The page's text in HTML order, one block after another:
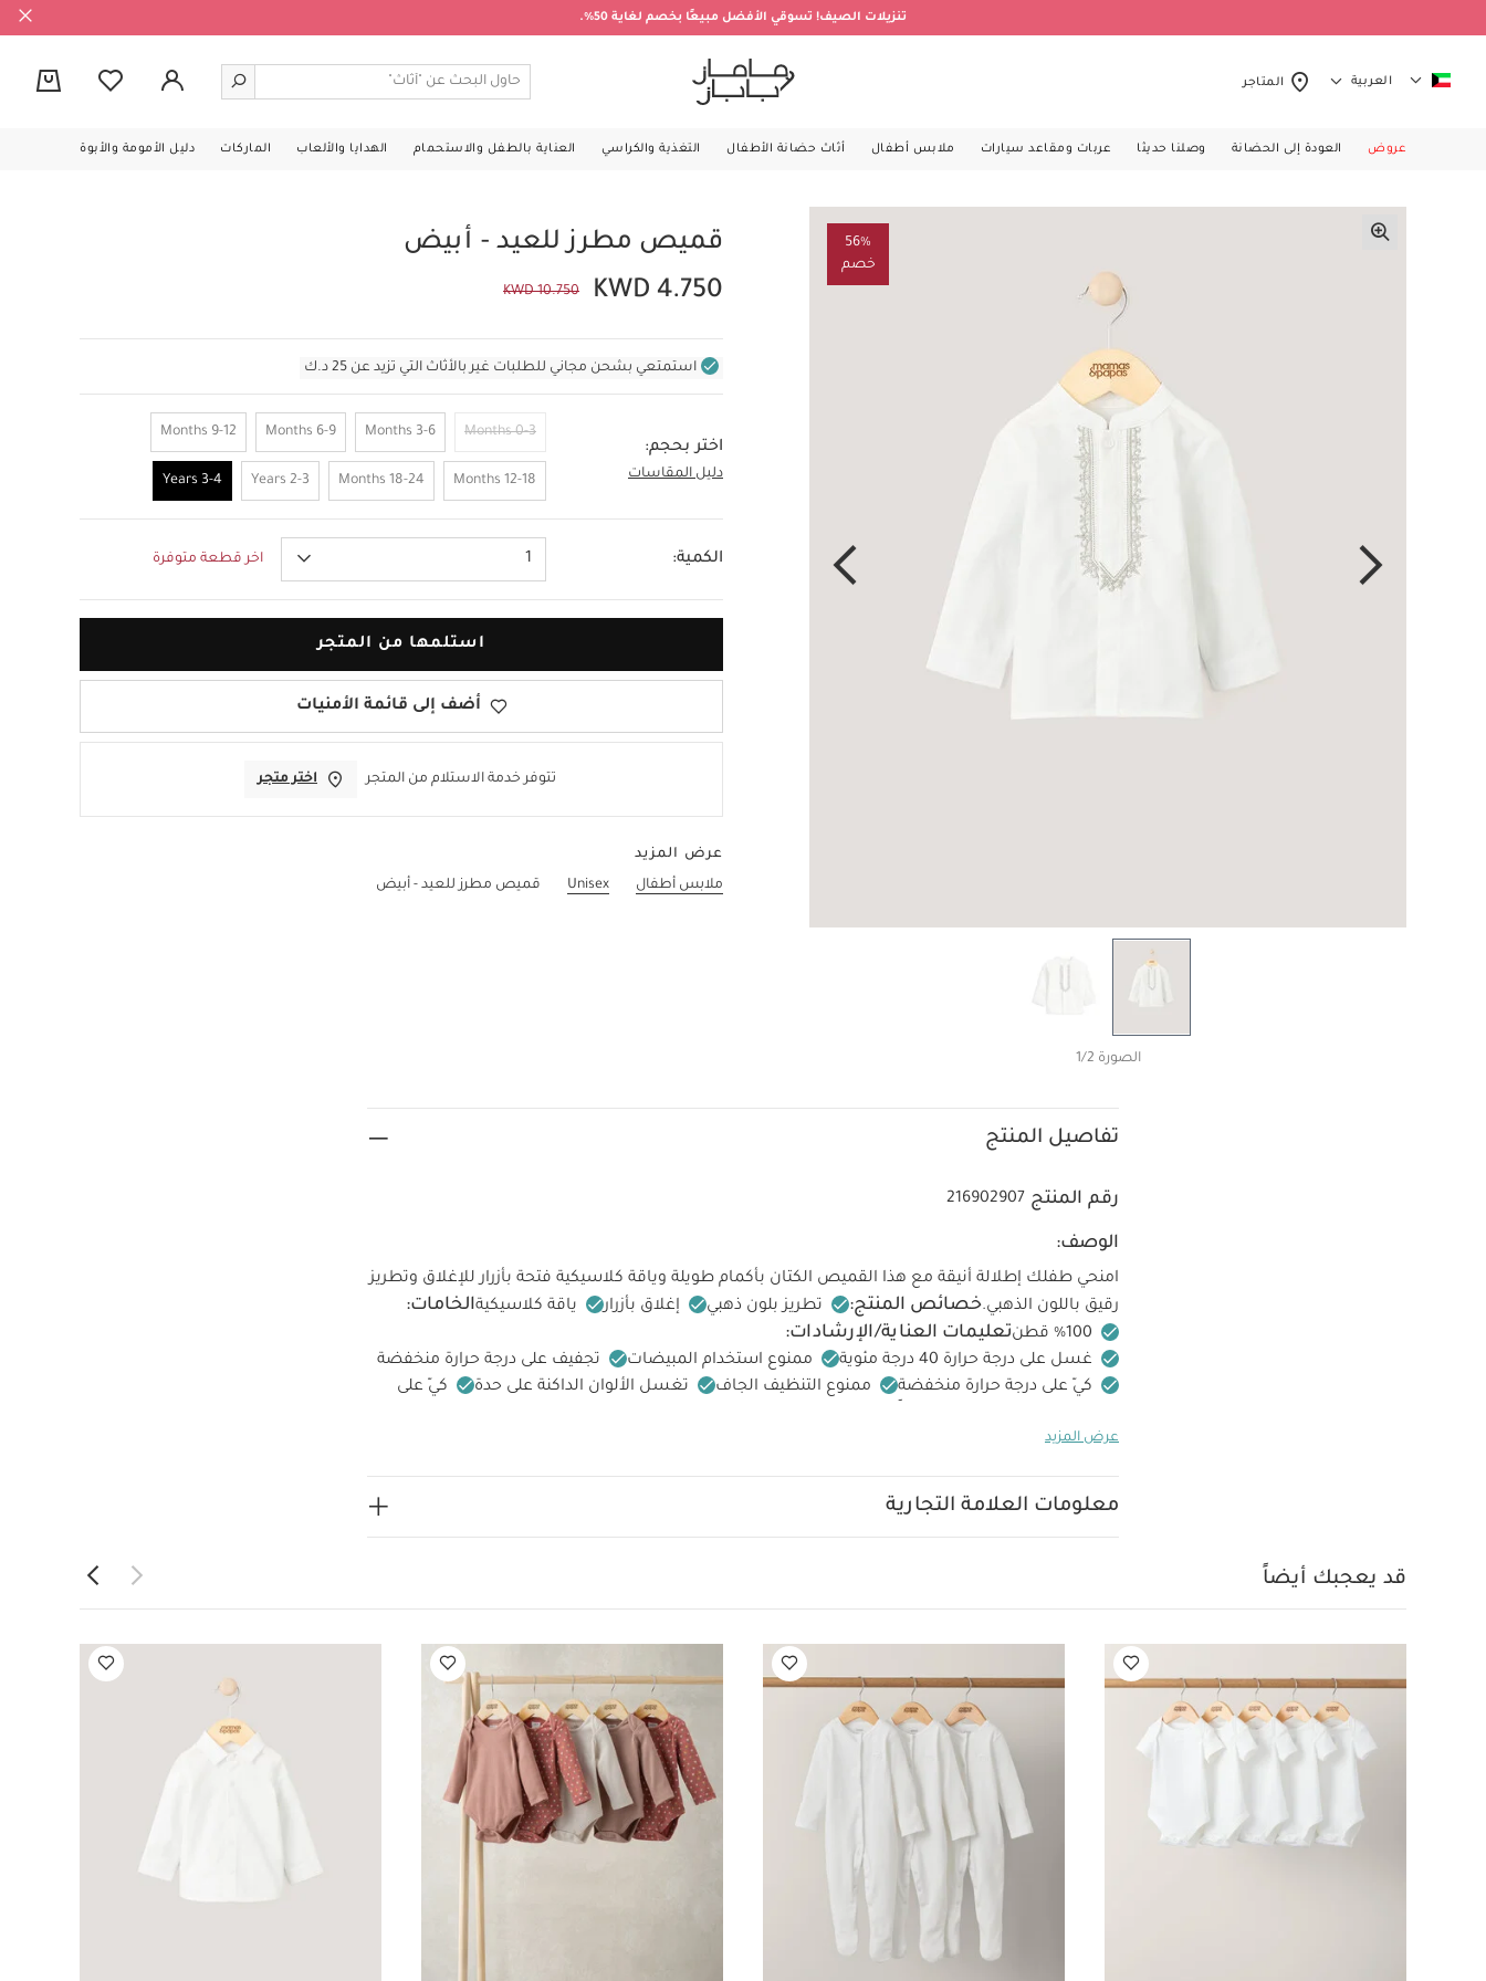
تنزيلات الصيف! تسوقي الأفضل مبيعًا بخصم لغاية 50%.
العربية المتاجر
عروض العودة إلى الحضانة وصلنا حديثا عربات ومقاعد سيارات ملابس أطفال أثاث حضانة الأطفال التغذية والكراسي العناية بالطفل والاستحمام الهدايا والألعاب الماركات دليل الأمومة والأبوة
56%
خصم
الصورة 1/2
قميص مطرز للعيد - أبيض
KWD 4.750
KWD 10.750
استمتعي بشحن مجاني للطلبات غير بالأثاث التي تزيد عن 25 د.ك
اختر بحجم:
دليل المقاسات
0-3 Months
3-6 Months
6-9 Months
9-12 Months
12-18 Months
18-24 Months
2-3 Years
3-4 Years 3-4 Years
الكمية: 1 اخر قطعة متوفرة
استلمها من المتجر
أضف إلى قائمة الأمنيات
تتوفر خدمة الاستلام من المتجر اختر متجر
عرض المزيد
ملابس أطفال
Unisex قميص مطرز للعيد - أبيض
تفاصيل المنتج
رقم المنتج 216902907
الوصف:
امنحي طفلك إطلالة أنيقة مع هذا القميص الكتان بأكمام طويلة وياقة كلاسيكية فتحة بأزرار للإغلاق وتطريز
رقيق باللون الذهبي.خصائص المنتج: تطريز بلون ذهبي إغلاق بأزرار ياقة كلاسيكيةالخامات:
تعليمات العناية/الإرشادات:
غسل على درجة حرارة 40 درجة مئوية ممنوع استخدام المبيضات
تجفيف على درجة حرارة منخفضة
كيّ على درجة حرارة منخفضة
ممنوع التنظيف الجاف تغسل الألوان الداكنة على حدة
كيّ على
بيجاما قطعة واحدة عضوية بلون أبيض - 3 قطع
عرض المزيد
معلومات العلامة التجارية
قد يعجبك أيضاً